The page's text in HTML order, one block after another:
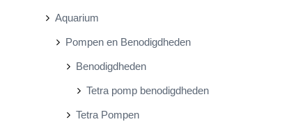
Aquarium
Pompen en Benodigdheden
Benodigdheden
Tetra pomp benodigdheden
Tetra Pompen